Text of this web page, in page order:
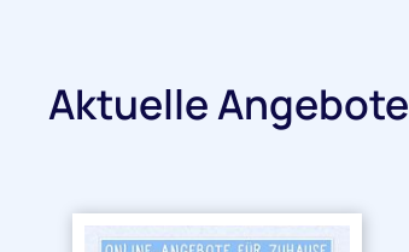
Aktuelle Angebote